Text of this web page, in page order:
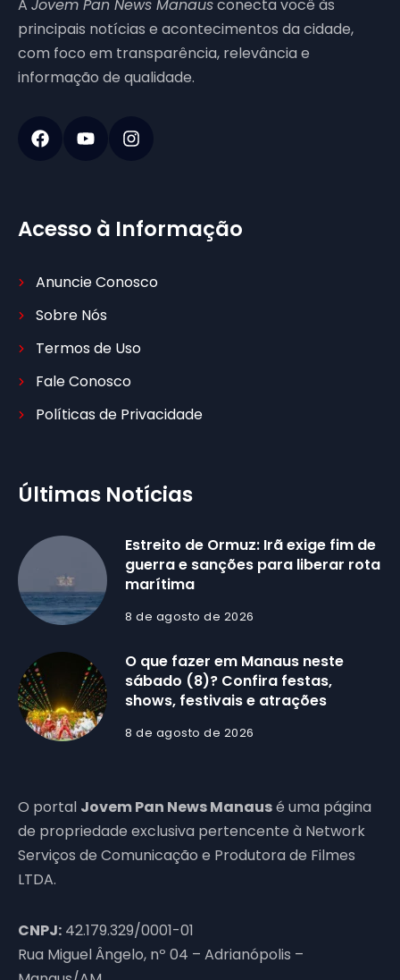
A Jovem Pan News Manausconecta você às
principais notícias e acontecimentos da cidade,
com foco em transparência, relevância e
informação de qualidade.
Acesso à Informação
Anuncie Conosco
Sobre Nós
Termos de Uso
Fale Conosco
Políticas de Privacidade
Últimas Notícias
Estreito de Ormuz: Irã exige fim de
guerra e sanções para liberar rota
marítima
8 de agosto de 2026
O que fazer em Manaus neste
sábado (8)? Confira festas,
shows, festivais e atrações
8 de agosto de 2026
O portal Jovem Pan News Manausé uma página
de propriedade exclusiva pertencente à Network
Serviços de Comunicação e Produtora de Filmes
LTDA.
CNPJ: 42.179.329/0001-01
Rua Miguel Ângelo, nº 04 – Adrianópolis –